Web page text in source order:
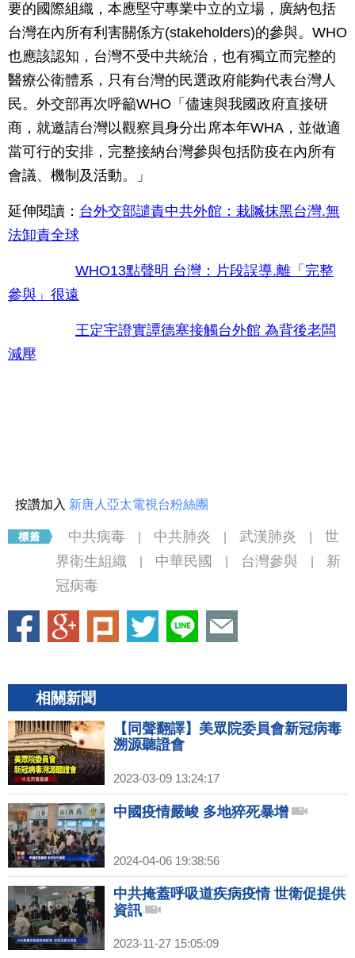
要的國際組織，本應堅守專業中立的立場，廣納包括
台灣在內所有利害關係方(stakeholders)的參與。WHO
也應該認知，台灣不受中共統治，也有獨立而完整的
醫療公衛體系，只有台灣的民選政府能夠代表台灣人
民。外交部再次呼籲WHO「儘速與我國政府直接研
商，就邀請台灣以觀察員身分出席本年WHA，並做適
當可行的安排，完整接納台灣參與包括防疫在內所有
會議、機制及活動。」
延伸閱讀： 台外交部譴責中共外館：栽贓抹黑台灣.無
法卸責全球
WHO13點聲明 台灣：片段誤導.離「完整
參與」很遠
王定宇證實譚德塞接觸台外館 為背後老闆
減壓
按讚加入 新唐人亞太電視台粉絲團
中共病毒 中共肺炎 武漢肺炎
世
界衛生組織
中華民國 台灣參與
新
冠病毒
相關新聞
【同聲翻譯】美眾院委員會新冠病毒
溯源聽證會
2023-03-09 13:24:17
中國疫情嚴峻 多地猝死暴增
2024-04-06 19:38:56
中共掩蓋呼吸道疾病疫情 世衛促提供
資訊
2023-11-27 15:05:09